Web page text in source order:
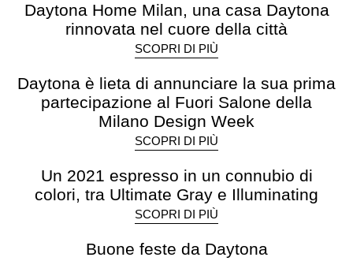
Daytona Home Milan, una casa Daytona
rinnovata nel cuore della città
SCOPRI DI PIÙ
Daytona è lieta di annunciare la sua prima
partecipazione al Fuori Salone della
Milano Design Week
SCOPRI DI PIÙ
Un 2021 espresso in un connubio di
colori, tra Ultimate Gray e Illuminating
SCOPRI DI PIÙ
Buone feste da Daytona